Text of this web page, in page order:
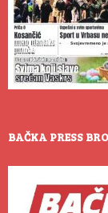
BAČKA PRESS